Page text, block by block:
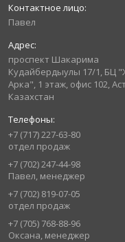
Павел
проспект Шакарима
Кудайбердыулы 17/1, БЦ
Арка", 1 этаж, офис 102,
Казахстан
+7 (717) 227-63-80
отдел продаж
+7 (702) 247-44-98
Павел, менеджер
+7 (702) 819-07-05
отдел продаж
+7 (705) 768-88-96
Оксана, менеджер